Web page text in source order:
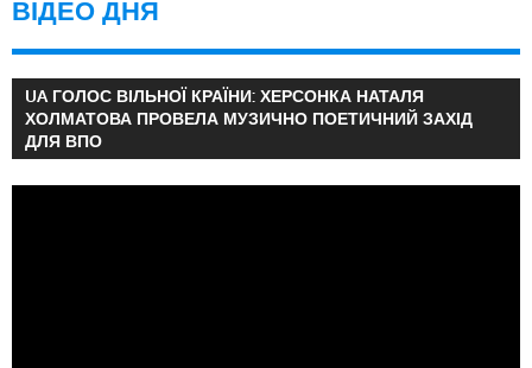
ВІДЕО ДНЯ
UA ГОЛОС ВІЛЬНОЇ КРАЇНИ: ХЕРСОНКА НАТАЛЯ
ХОЛМАТОВА ПРОВЕЛА МУЗИЧНО ПОЕТИЧНИЙ ЗАХІД
ДЛЯ ВПО